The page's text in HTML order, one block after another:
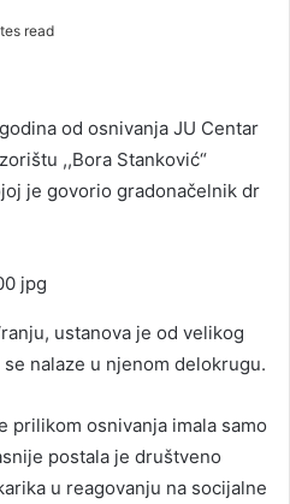
read
od osnivanja JU Centar
,,Bora Stanković“
je govorio gradonačelnik dr
ustanova je od velikog
nalaze u njenom delokrugu.
prilikom osnivanja imala samo
postala je društveno
u reagovanju na socijalne